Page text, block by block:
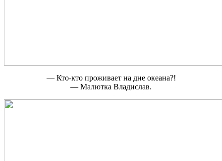
— Кто-кто проживает на дне океана?!
— Малютка Владислав.